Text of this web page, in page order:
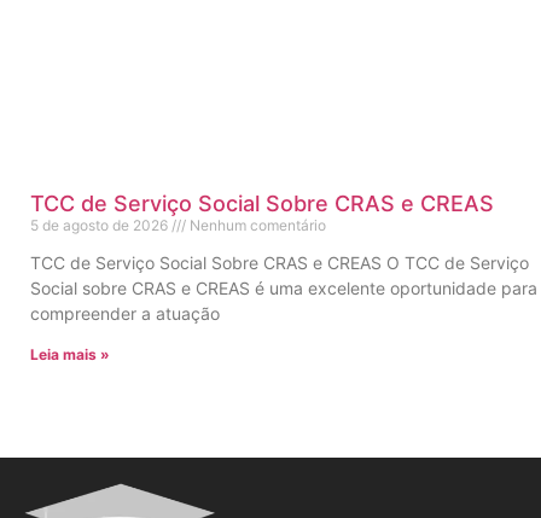
TCC de Serviço Social Sobre CRAS e CREAS
5 de agosto de 2026 Nenhum comentário
TCC de Serviço Social Sobre CRAS e CREAS O TCC de Serviço
Social sobre CRAS e CREAS é uma excelente oportunidade para
compreender a atuação
Leia mais »